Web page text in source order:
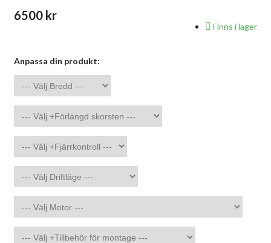
6500 kr
Finns i lager
Anpassa din produkt: